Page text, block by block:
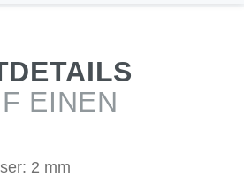
EINEN
2 mm